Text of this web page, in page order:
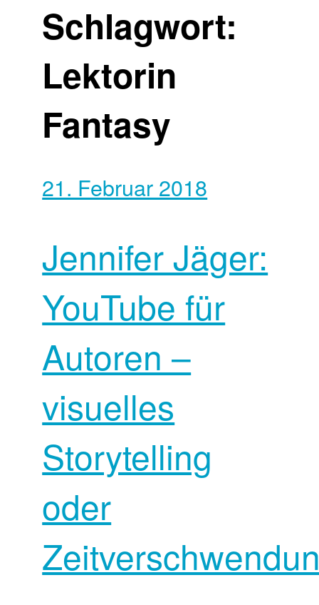
Schlagwort:
Lektorin
Fantasy
21. Februar 2018
Jennifer Jäger:
YouTube für
Autoren –
visuelles
Storytelling
oder